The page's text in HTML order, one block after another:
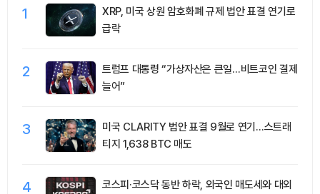
1
XRP, 미국 상원 암호화폐 규제 법안 표결 연기로
급락
2
트럼프 대통령 “가상자산은 큰일…비트코인 결제
늘어”
3
미국 CLARITY 법안 표결 9월로 연기…스트래
티지 1,638 BTC 매도
4
코스피·코스닥 동반 하락, 외국인 매도세와 대외